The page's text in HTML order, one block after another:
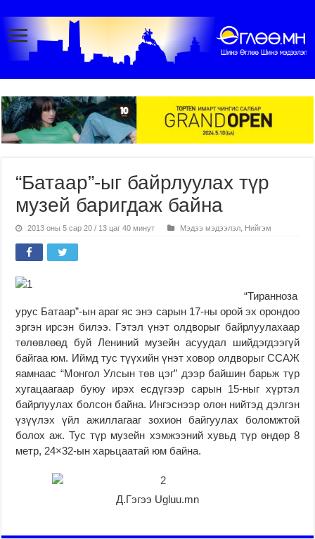
“Батаар”-ыг байрлуулах түр
музей баригдаж байна
2013 оны 5 сар 20 / 13 цаг 40 минут Мэдээ мэдээлэл Нийгэм
“Тиранноза
урус Батаар”-ын араг яс энэ сарын 17-ны орой эх орондоо
эргэн ирсэн билээ. Гэтэл үнэт олдворыг байрлуулахаар
төлөвлөөд буй Лениний музейн асуудал шийдэгдээгүй
байгаа юм. Иймд тус түүхийн үнэт ховор олдворыг ССАЖ
яамнаас “Монгол Улсын төв цэг” дээр байшин барьж түр
хугацаагаар буюу ирэх есдүгээр сарын 15-ныг хүртэл
байрлуулах болсон байна. Ингэснээр олон нийтэд дэлгэн
үзүүлэх үйл ажиллагааг зохион байгуулах боломжтой
болох аж. Тус түр музейн хэмжээний хувьд түр өндөр 8
метр, 24×32-ын харьцаатай юм байна.
Д.Гэгээ Ugluu.mn